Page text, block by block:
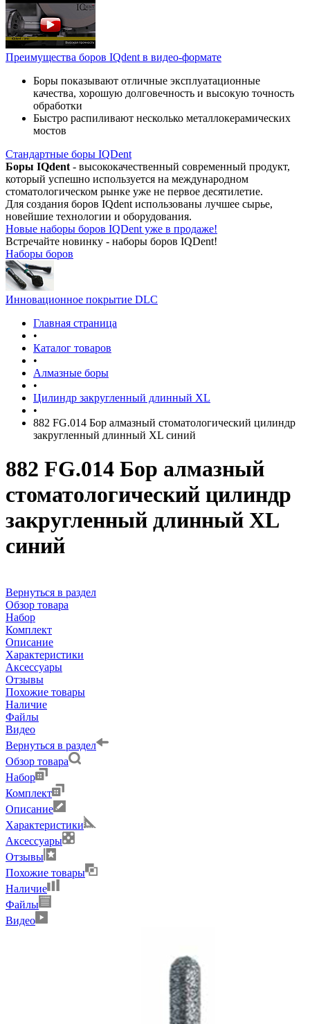
Преимущества боров IQdent в видео-формате
Боры показывают отличные эксплуатационные
качества, хорошую долговечность и высокую точность
обработки
Быстро распиливают несколько металлокерамических
мостов
Стандартные боры IQDent
Боры IQdent - высококачественный современный продукт,
который успешно используется на международном
стоматологическом рынке уже не первое десятилетие.
Для создания боров IQdent использованы лучшее сырье,
новейшие технологии и оборудования.
Новые наборы боров IQDent уже в продаже!
Встречайте новинку - наборы боров IQDent!
Наборы боров
Инновационное покрытие DLC
Главная страница
•
Каталог товаров
•
Алмазные боры
•
Цилиндр закругленный длинный XL
•
882 FG.014 Бор алмазный стоматологический цилиндр
закругленный длинный XL синий
882 FG.014 Бор алмазный
стоматологический цилиндр
закругленный длинный XL
синий
Вернуться в раздел
Обзор товара
Набор
Комплект
Описание
Характеристики
Аксессуары
Отзывы
Похожие товары
Наличие
Файлы
Видео
Вернуться в раздел
Обзор товара
Набор
Комплект
Описание
Характеристики
Аксессуары
Отзывы
Похожие товары
Наличие
Файлы
Видео